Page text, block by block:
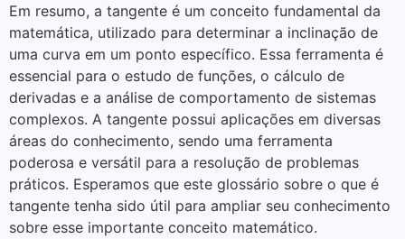
Em resumo, a tangente é um conceito fundamental da
matemática, utilizado para determinar a inclinação de
uma curva em um ponto específico. Essa ferramenta é
essencial para o estudo de funções, o cálculo de
derivadas e a análise de comportamento de sistemas
complexos. A tangente possui aplicações em diversas
áreas do conhecimento, sendo uma ferramenta
poderosa e versátil para a resolução de problemas
práticos. Esperamos que este glossário sobre o que é
tangente tenha sido útil para ampliar seu conhecimento
sobre esse importante conceito matemático.